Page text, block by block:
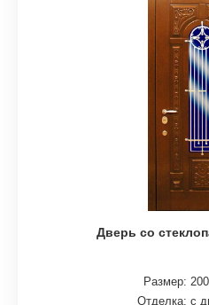
Дверь со
Размер:
Отделка: с